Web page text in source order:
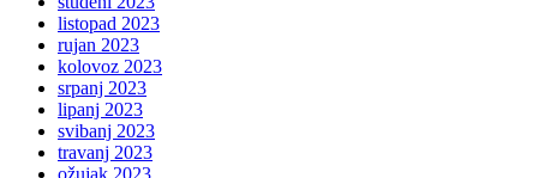
listopad 2023
rujan 2023
kolovoz 2023
srpanj 2023
lipanj 2023
svibanj 2023
travanj 2023
ožujak 2023